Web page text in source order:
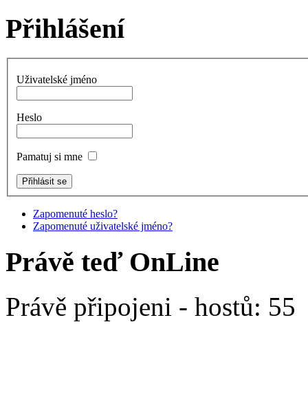
Přihlášení
Uživatelské jméno
Heslo
Pamatuj si mne
Zapomenuté heslo?
Zapomenuté uživatelské jméno?
Právě teď OnLine
Právě připojeni - hostů: 55